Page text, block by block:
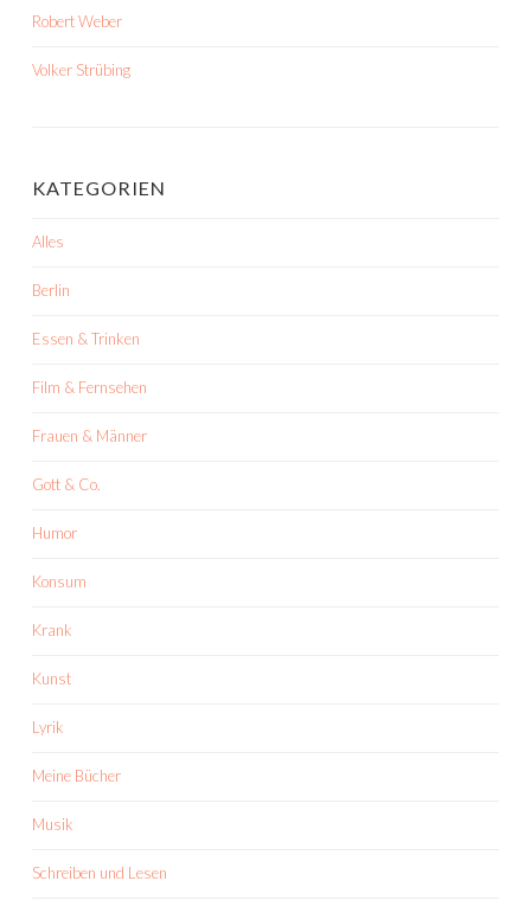
Robert Weber
Volker Strübing
KATEGORIEN
Alles
Berlin
Essen & Trinken
Film & Fernsehen
Frauen & Männer
Gott & Co.
Humor
Konsum
Krank
Kunst
Lyrik
Meine Bücher
Musik
Schreiben und Lesen